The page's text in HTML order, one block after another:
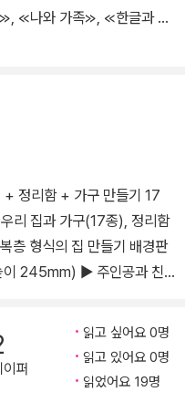
≫, ≪나와 가족≫, ≪한글과 영
정리함 + 가구 만들기 17
▶ 주인공과 친
수 있는 정리함 - 아이
명! - 가위를 쓰지 않고 뜯어
퍼
읽고 싶어요 0명
읽고 있어요 0명
읽었어요 19명